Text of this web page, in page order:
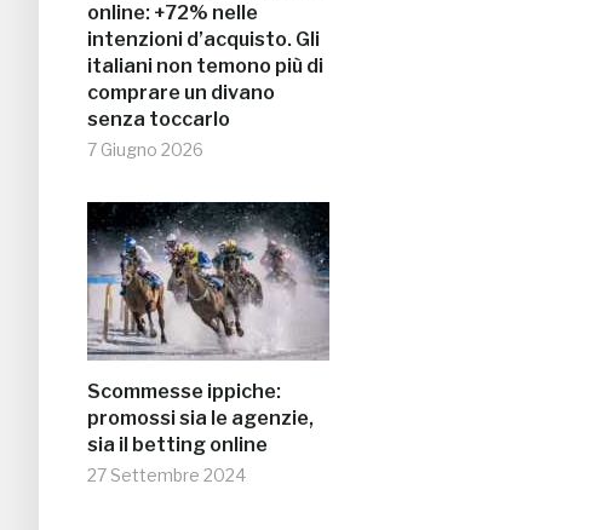
online: +72% nelle
intenzioni d’acquisto. Gli
italiani non temono più di
comprare un divano
senza toccarlo
7 Giugno 2026
Scommesse ippiche:
promossi sia le agenzie,
sia il betting online
27 Settembre 2024